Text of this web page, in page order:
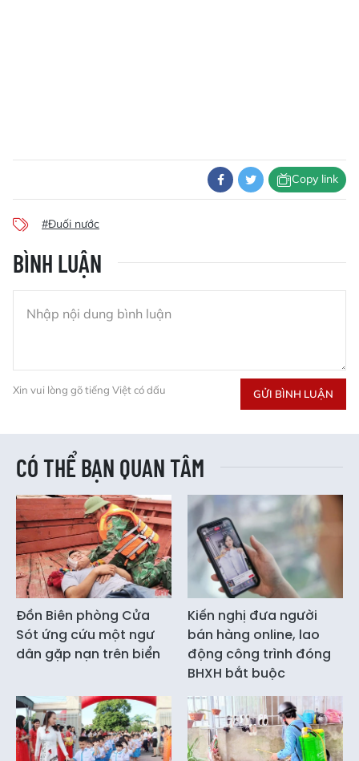
Copy link
#Đuối nước
BÌNH LUẬN
Xin vui lòng gõ tiếng Việt có dấu GỬI BÌNH LUẬN
CÓ THỂ BẠN QUAN TÂM
Đồn Biên phòng Cửa
Sót ứng cứu một ngư
dân gặp nạn trên biển
Kiến nghị đưa người
bán hàng online, lao
động công trình đóng
BHXH bắt buộc